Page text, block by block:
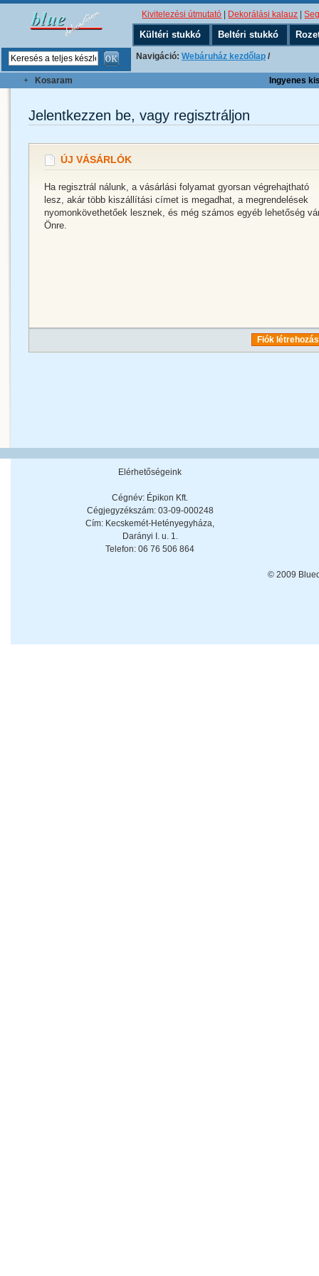
Kivitelezési útmutató Dekorálási kalauz |
Kültéri stukkó Beltéri stukkó
Navigáció: Webáruház kezdőlap /
+ Kosaram Ingyenes
Jelentkezzen be, vagy regisztráljon
ÚJ VÁSÁRLÓK
Ha regisztrál nálunk, a vásárlási folyamat gyorsan végrehajtható
lesz, akár több kiszállítási címet is megadhat, a megrendelések
nyomonkövethetőek lesznek, és még számos egyéb lehetőség
Önre.
Fiók
Elérhetőségeink
Cégnév: Épikon Kft.
Cégjegyzékszám: 03-09-000248
Cím: Kecskemét-Hetényegyháza,
Darányi I. u. 1.
Telefon: 06 76 506 864
© 2009